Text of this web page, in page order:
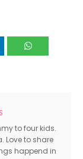
to four kids.
Love to share
happend in